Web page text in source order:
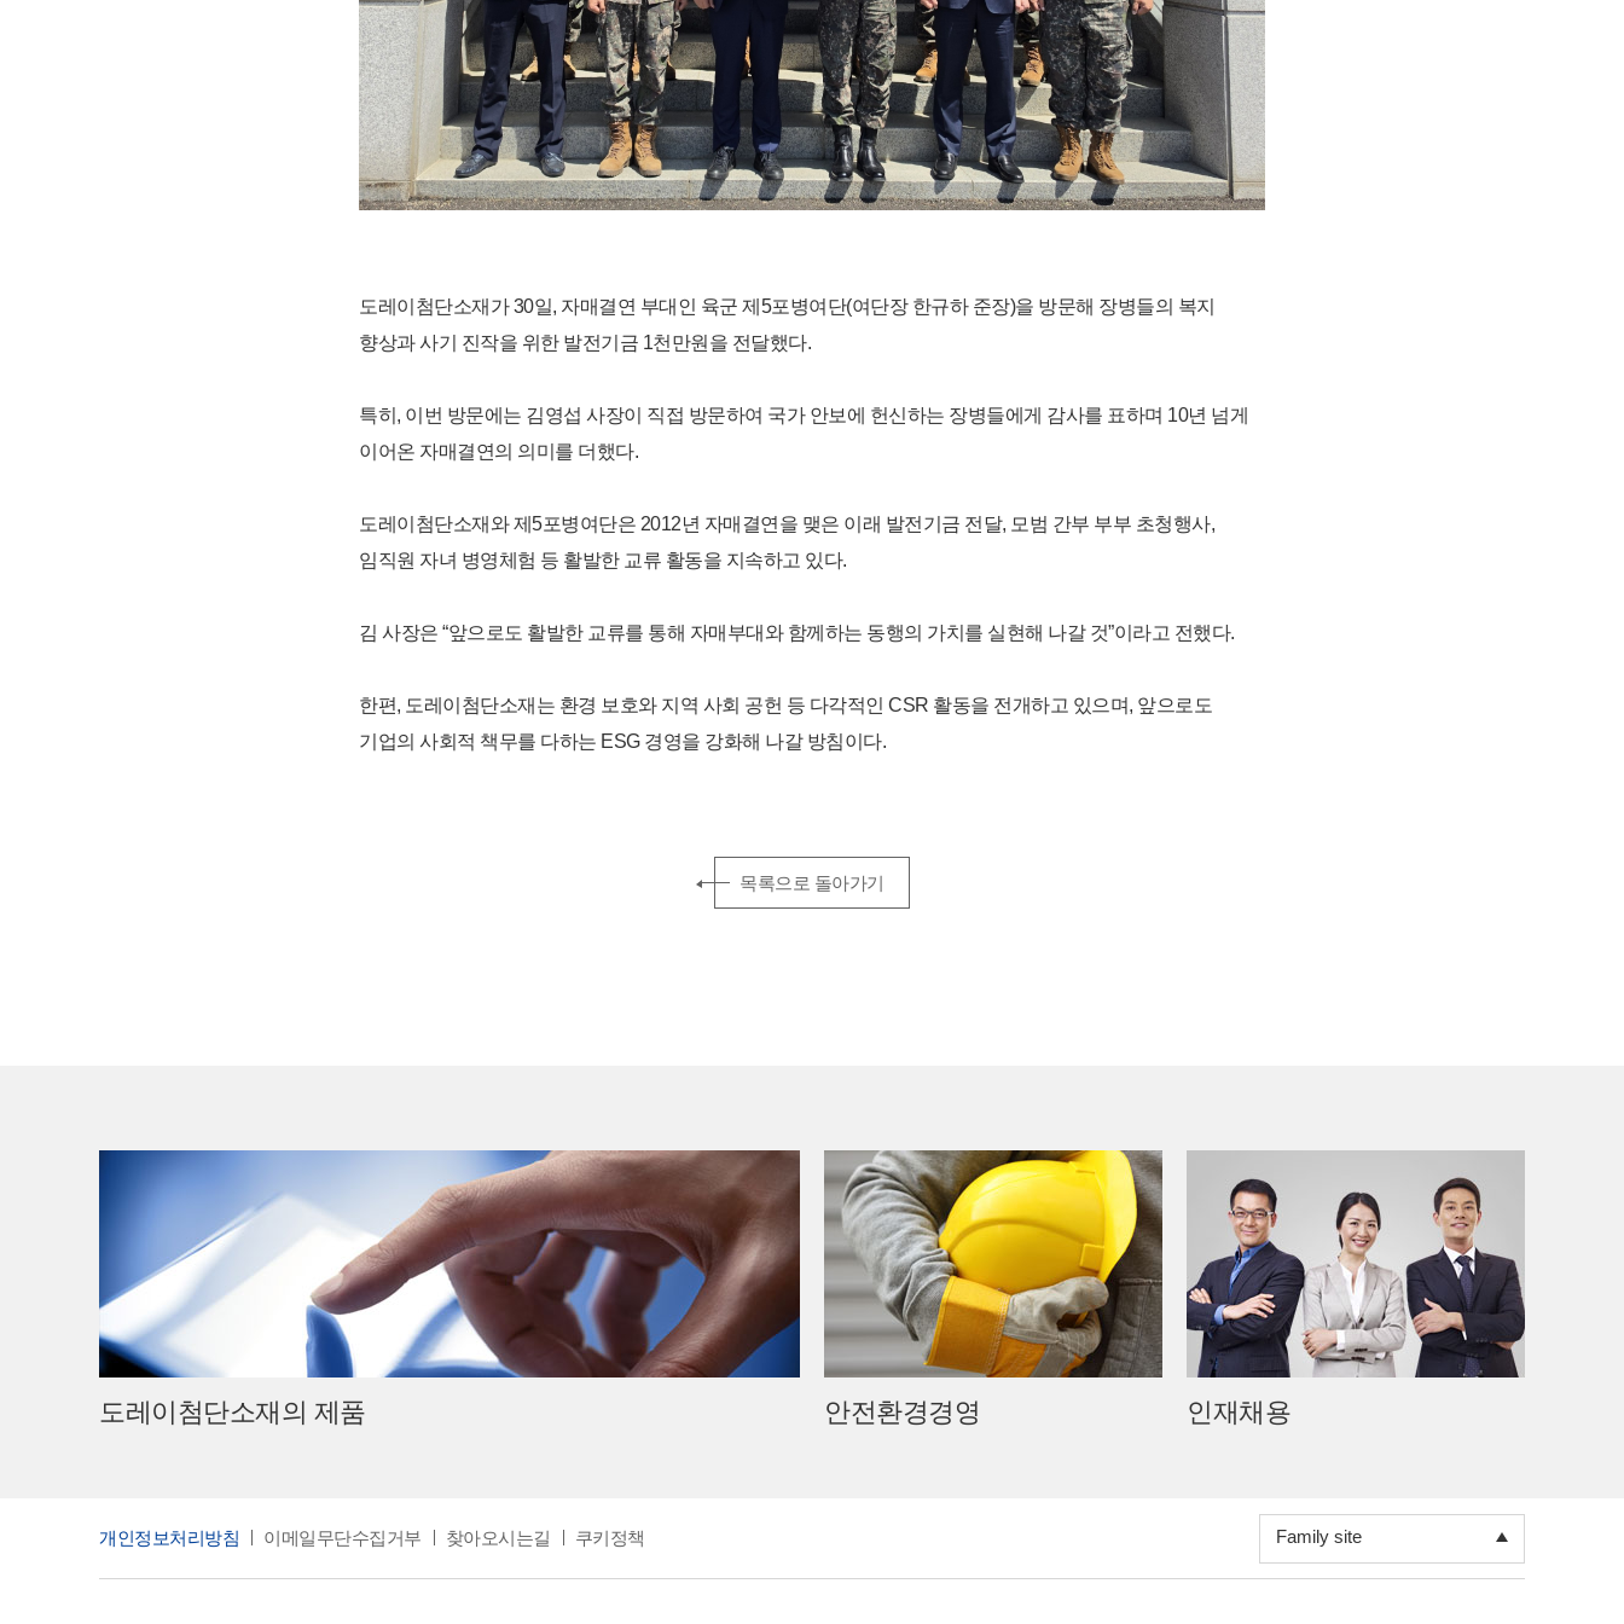
도레이첨단소재가 30일, 자매결연 부대인 육군 제5포병여단(여단장 한규하 준장)을 방문해 장병들의 복지
향상과 사기 진작을 위한 발전기금 1천만원을 전달했다.
특히, 이번 방문에는 김영섭 사장이 직접 방문하여 국가 안보에 헌신하는 장병들에게 감사를 표하며 10년 넘게
이어온 자매결연의 의미를 더했다.
도레이첨단소재와 제5포병여단은 2012년 자매결연을 맺은 이래 발전기금 전달, 모범 간부 부부 초청행사,
임직원 자녀 병영체험 등 활발한 교류 활동을 지속하고 있다.
김 사장은 “앞으로도 활발한 교류를 통해 자매부대와 함께하는 동행의 가치를 실현해 나갈 것”이라고 전했다.
한편, 도레이첨단소재는 환경 보호와 지역 사회 공헌 등 다각적인 CSR 활동을 전개하고 있으며, 앞으로도
기업의 사회적 책무를 다하는 ESG 경영을 강화해 나갈 방침이다.
목록으로 돌아가기
도레이첨단소재의 제품 안전환경경영 인재채용
개인정보처리방침 이메일무단수집거부 찾아오시는길 쿠키정책
도레이그룹
한국도레이그룹
티에이케이정보시스템
티에이케이텍스타일
티에이케이마이크로필터
Family site